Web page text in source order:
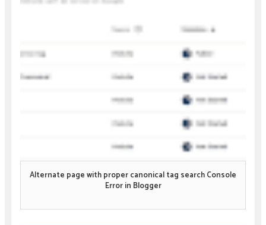
Alternate page with proper canonical tag search Console
Error in Blogger